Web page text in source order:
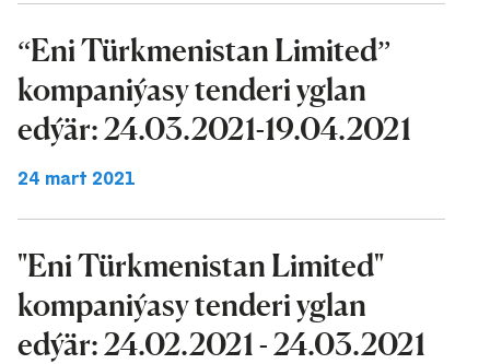
“Eni Türkmenistan Limited”
kompaniýasy tenderi yglan
edýär: 24.03.2021-19.04.2021
24 mart 2021
"Eni Türkmenistan Limited"
kompaniýasy tenderi yglan
edýär: 24.02.2021 - 24.03.2021